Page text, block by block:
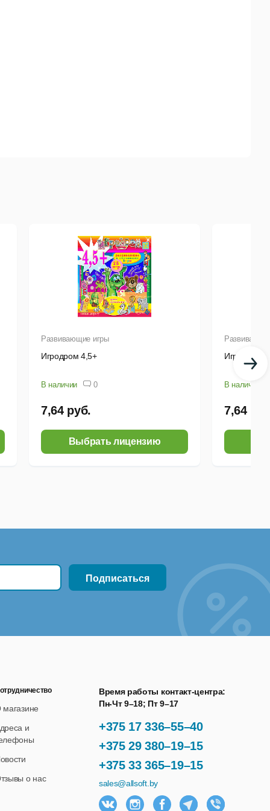
Развивающие игры
Игродром 4,5+
В наличии 0
7,64 руб.
Выбрать лицензию
Игродром
В наличии
7,64
+375 17 336–55–40
+375 29 380–19–15
+375 33 365–19–15
Время работы контакт-центра:
Пн-Чт 9–18; Пт 9–17
sales@allsoft.by
и
о нас